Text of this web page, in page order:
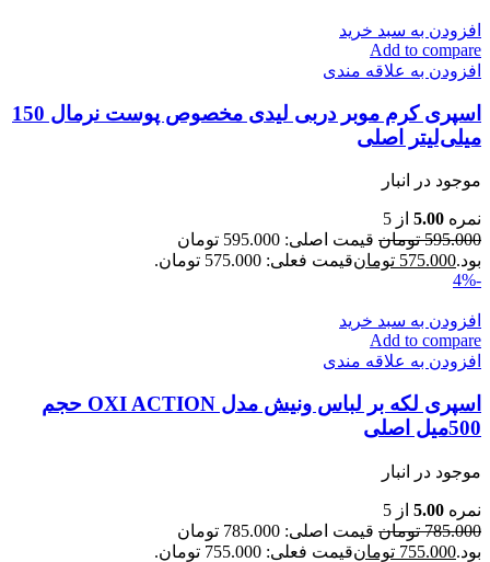
افزودن به سبد خرید
Add to compare
افزودن به علاقه مندی
اسپری کرم موبر دربی لیدی مخصوص پوست نرمال 150
میلی‌لیتر اصلی
موجود در انبار
نمره 5.00 از 5
595.000 تومان
قیمت اصلی: 595.000 تومان
بود.575.000 تومانقیمت فعلی: 575.000 تومان.
-4%
افزودن به سبد خرید
Add to compare
افزودن به علاقه مندی
اسپری لکه بر لباس ونیش مدل OXI ACTION حجم
500میل اصلی
موجود در انبار
نمره 5.00 از 5
785.000 تومان
قیمت اصلی: 785.000 تومان
بود.755.000 تومانقیمت فعلی: 755.000 تومان.